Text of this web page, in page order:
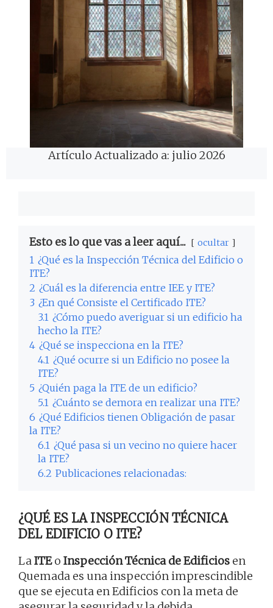
Artículo Actualizado a: julio 2026
Esto es lo que vas a leer aquí... ocultar
1 ¿Qué es la Inspección Técnica del Edificio o
ITE?
2 ¿Cuál es la diferencia entre IEE y ITE?
3 ¿En qué Consiste el Certificado ITE?
3.1 ¿Cómo puedo averiguar si un edificio ha
hecho la ITE?
4 ¿Qué se inspecciona en la ITE?
4.1 ¿Qué ocurre si un Edificio no posee la
ITE?
5 ¿Quién paga la ITE de un edificio?
5.1 ¿Cuánto se demora en realizar una ITE?
6 ¿Qué Edificios tienen Obligación de pasar
la ITE?
6.1 ¿Qué pasa si un vecino no quiere hacer
la ITE?
6.2 Publicaciones relacionadas:
¿QUÉ ES LA INSPECCIÓN TÉCNICA
DEL EDIFICIO O ITE?
LaITEo Inspección Técnica de Edificios en
Quemada es una inspección imprescindible
que se ejecuta en Edificios con la meta de